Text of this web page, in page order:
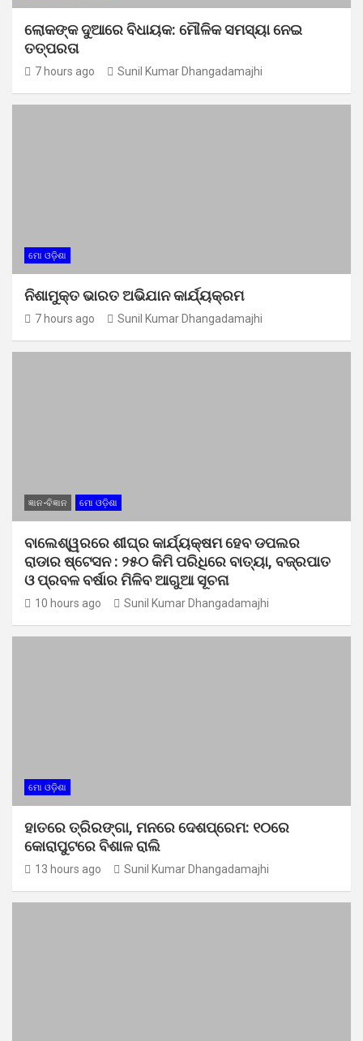
ଲୋକଙ୍କ ଦୁଆରେ ବିଧାୟକ: ମୌଳିକ ସମସ୍ୟା ନେଇ
ତତ୍ପରତା
7 hours ago Sunil Kumar Dhangadamajhi
ମୋ ଓଡ଼ିଶା
ନିଶାମୁକ୍ତ ଭାରତ ଅଭିଯାନ କାର୍ଯ୍ୟକ୍ରମ
7 hours ago Sunil Kumar Dhangadamajhi
ଜ୍ଞାନ-ବିଜ୍ଞାନ ମୋ ଓଡ଼ିଶା
ବାଲେଶ୍ୱରରେ ଶୀଘ୍ର କାର୍ଯ୍ୟକ୍ଷମ ହେବ ଡପଲର
ରାଡାର ଷ୍ଟେସନ : ୨୫୦ କିମି ପରିଧିରେ ବାତ୍ୟା, ବଜ୍ରପାତ
ଓ ପ୍ରବଳ ବର୍ଷାର ମିଳିବ ଆଗୁଆ ସୂଚନା
10 hours ago Sunil Kumar Dhangadamajhi
ମୋ ଓଡ଼ିଶା
ହାତରେ ତ୍ରିରଙ୍ଗା, ମନରେ ଦେଶପ୍ରେମ: ୧୦ରେ
କୋରାପୁଟରେ ବିଶାଳ ରାଲି
13 hours ago Sunil Kumar Dhangadamajhi